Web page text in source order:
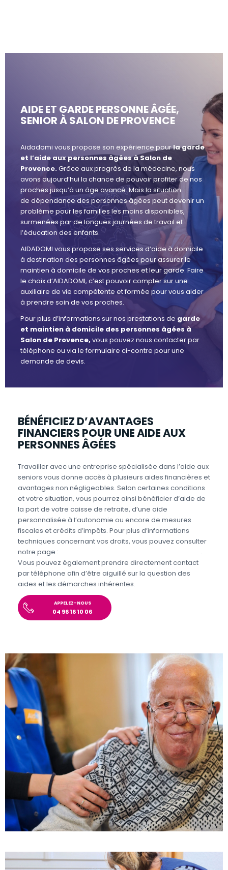
AIDE ET GARDE PERSONNE ÂGÉE,
SENIOR À SALON DE PROVENCE
Aidadomi vous propose son expérience pourla garde
et l’aide aux personnes âgées à Salon de
Provence.Grâce aux progrès de la médecine, nous
avons aujourd’hui la chance de pouvoir profiter de nos
proches jusqu’à un âge avancé. Mais la situation
de dépendance des personnes âgées peut devenir un
problème pour les familles les moins disponibles,
surmenées par de longues journées de travail et
l’éducation des enfants.
AIDADOMI vous propose ses services d’aide à domicile
à destination des personnes âgées pour assurer le
maintien à domicile de vos proches et leur garde. Faire
le choix d’AIDADOMI, c’est pouvoir compter sur une
auxiliaire de vie compétente et formée pour vous aider
à prendre soin de vos proches.
Pour plus d’informations sur nos prestations de garde
et maintien à domicile des personnes âgées à
Salon de Provence, vous pouvez nous contacter par
téléphone ou via le formulaire ci-contre pour une
demande de devis.
BÉNÉFICIEZ D’AVANTAGES
FINANCIERS POUR UNE AIDE AUX
PERSONNES ÂGÉES
Travailler avec une entreprise spécialisée dans l’aide aux
seniors vous donne accès à plusieurs aides financières et
avantages non négligeables. Selon certaines conditions
et votre situation, vous pourrez ainsi bénéficier d’aide de
la part de votre caisse de retraite, d’une aide
personnalisée à l’autonomie ou encore de mesures
fiscales et crédits d’impôts. Pour plus d’informations
techniques concernant vos droits, vous pouvez consulter
notre page :
.
Vous pouvez également prendre directement contact
par téléphone afin d’être aiguillé sur la question des
aides et les démarches inhérentes.
APPELEZ-NOUS
04 96 16 10 06